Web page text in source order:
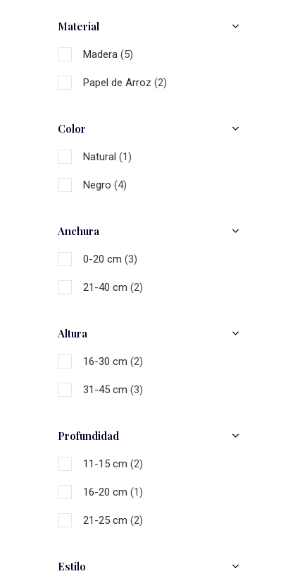
Material
Madera (5)
Papel de Arroz (2)
Color
Natural (1)
Negro (4)
Anchura
0-20 cm (3)
21-40 cm (2)
Altura
16-30 cm (2)
31-45 cm (3)
Profundidad
11-15 cm (2)
16-20 cm (1)
21-25 cm (2)
Estilo